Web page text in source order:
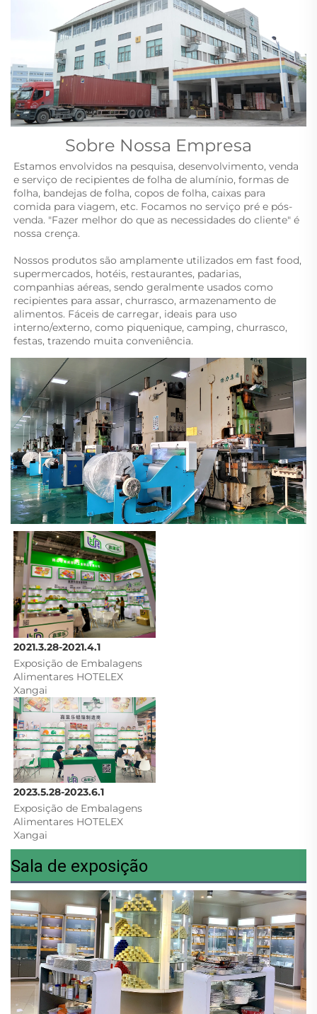
Sobre Nossa Empresa
Estamos envolvidos na pesquisa, desenvolvimento, venda
e serviço de recipientes de folha de alumínio, formas de
folha, bandejas de folha, copos de folha, caixas para
comida para viagem, etc. Focamos no serviço pré e pós-
venda. "Fazer melhor do que as necessidades do cliente" é
nossa crença.
Nossos produtos são amplamente utilizados em fast food,
supermercados, hotéis, restaurantes, padarias,
companhias aéreas, sendo geralmente usados como
recipientes para assar, churrasco, armazenamento de
alimentos. Fáceis de carregar, ideais para uso
interno/externo, como piquenique, camping, churrasco,
festas, trazendo muita conveniência.
2021.3.28-2021.4.1
Exposição de Embalagens
Alimentares HOTELEX
Xangai
2023.5.28-2023.6.1
Exposição de Embalagens
Alimentares HOTELEX
Xangai
Sala de exposição